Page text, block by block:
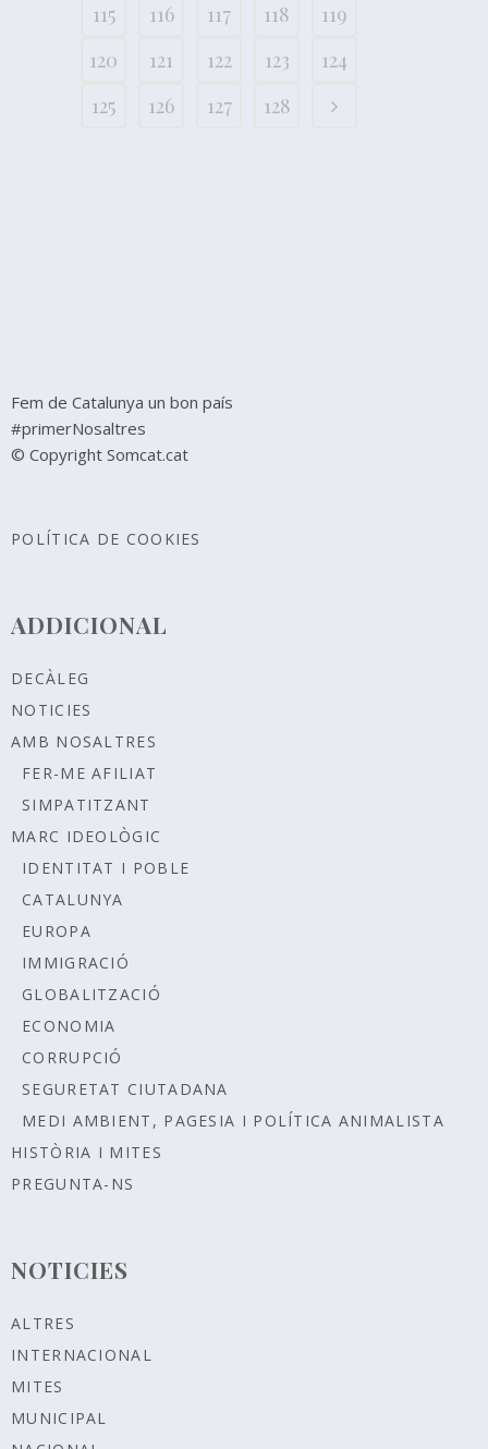
115
116 117 118
119
120
121 122 123
124
125
126 127 128
Fem de Catalunya un bon país
#primerNosaltres
© Copyright Somcat.cat
POLÍTICA DE COOKIES
ADDICIONAL
DECÀLEG
NOTICIES
AMB NOSALTRES
FER-ME AFILIAT
SIMPATITZANT
MARC IDEOLÒGIC
IDENTITAT I POBLE
CATALUNYA
EUROPA
IMMIGRACIÓ
GLOBALITZACIÓ
ECONOMIA
CORRUPCIÓ
SEGURETAT CIUTADANA
MEDI AMBIENT, PAGESIA I POLÍTICA ANIMALISTA
HISTÒRIA I MITES
PREGUNTA-NS
NOTICIES
ALTRES
INTERNACIONAL
MITES
MUNICIPAL